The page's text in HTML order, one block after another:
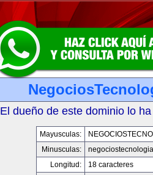
El dueño de este dominio lo
Mayusculas:
Minusculas:
Longitud:
18 caracteres